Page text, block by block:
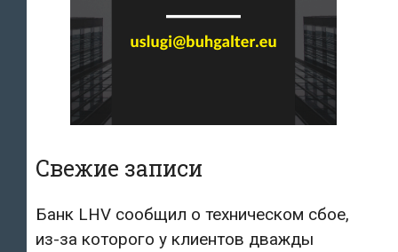
Свежие записи
Банк LHV сообщил о техническом сбое,
из-за которого у клиентов дважды